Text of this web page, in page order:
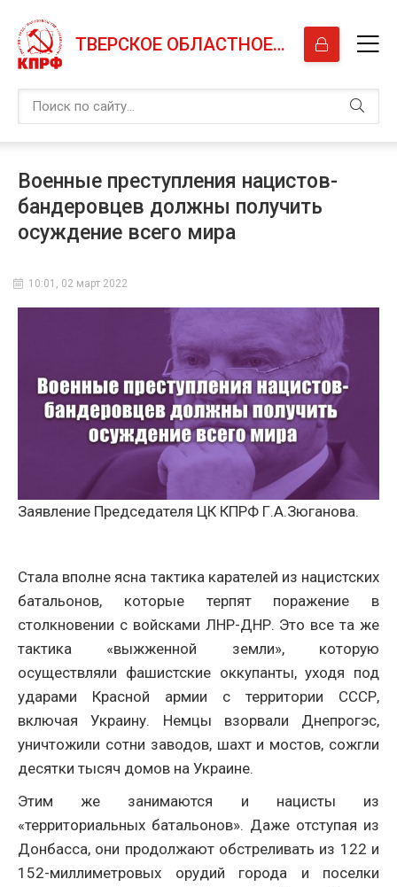
ТВЕРСКОЕ ОБЛАСТНОЕ ОТДЕЛЕНИЕ КПРФ
Военные преступления нацистов-
бандеровцев должны получить
осуждение всего мира
10:01, 02 март 2022
Заявление Председателя ЦК КПРФ Г.А.Зюганова.
Стала вполне ясна тактика карателей из нацистских
батальонов, которые терпят поражение в
столкновении с войсками ЛНР-ДНР. Это все та же
тактика «выжженной земли», которую
осуществляли фашистские оккупанты, уходя под
ударами Красной армии с территории СССР,
включая Украину. Немцы взорвали Днепрогэс,
уничтожили сотни заводов, шахт и мостов, сожгли
десятки тысяч домов на Украине.
Этим же занимаются и нацисты из
«территориальных батальонов». Даже отступая из
Донбасса, они продолжают обстреливать из 122 и
152-миллиметровых орудий города и поселки